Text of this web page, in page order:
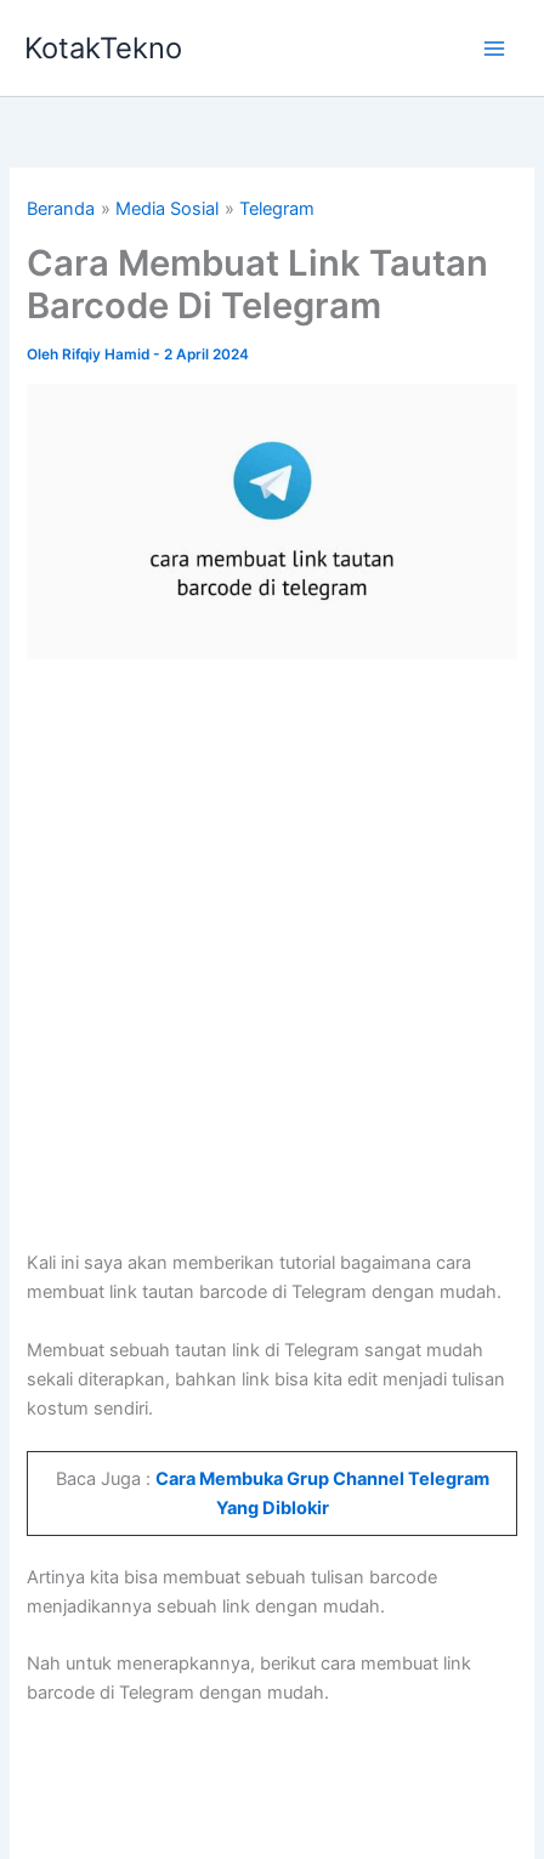
KotakTekno
Beranda Media Sosial Telegram
Cara Membuat Link Tautan
Barcode Di Telegram
Oleh Rifqiy Hamid-2 April 2024
Kali ini saya akan memberikan tutorial bagaimana cara
membuat link tautan barcode di Telegram dengan mudah.
Membuat sebuah tautan link di Telegram sangat mudah
sekali diterapkan, bahkan link bisa kita edit menjadi tulisan
kostum sendiri.
Baca Juga : Cara Membuka Grup Channel Telegram
Yang Diblokir
Artinya kita bisa membuat sebuah tulisan barcode
menjadikannya sebuah link dengan mudah.
Nah untuk menerapkannya, berikut cara membuat link
barcode di Telegram dengan mudah.